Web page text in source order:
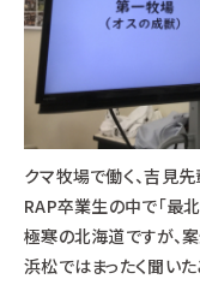
クマ牧場で働く、吉見
RAP卒業生の中で「最
極寒の北海道ですが、
浜松ではまったく聞い